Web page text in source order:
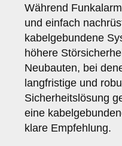
Während
und einfach
kabelgebundene
höhere
Neubauten, bei
langfristige und
Sicherheitslösung
eine
klare Empfehlung.